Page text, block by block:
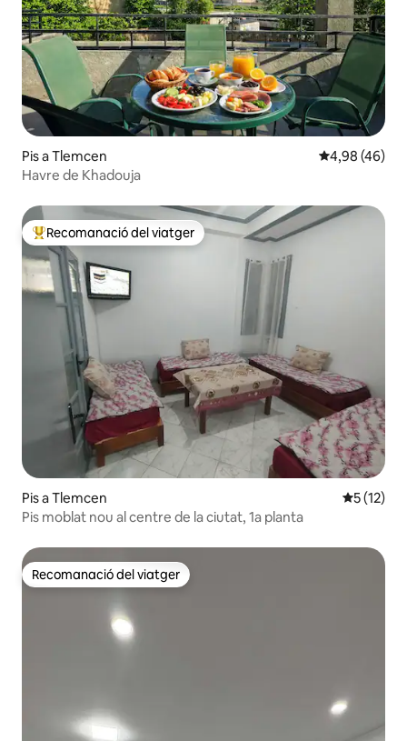
Pis a Tlemcen 4,98 de
4,98 (46)
Havre de Khadouja
Principals recomanacions dels viatgers
Recomanació del viatger
Pis a Tlemcen 5 de
5 (12)
Pis moblat nou al centre de la ciutat, 1a planta
Recomanació del viatger
Recomanació del viatger